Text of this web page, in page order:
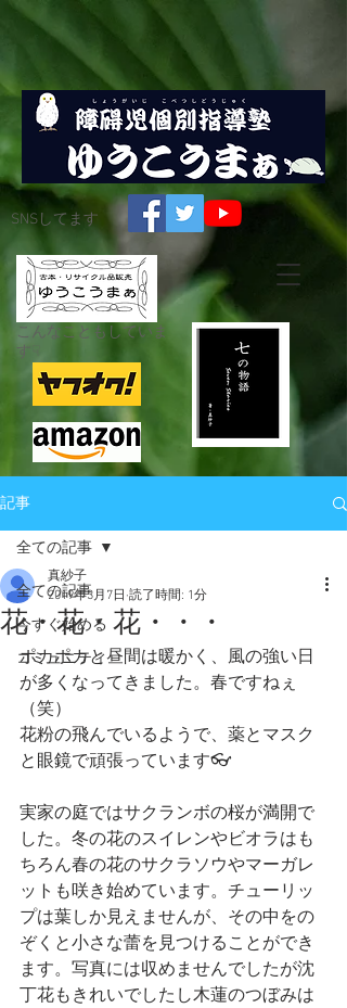
SNSしてます
こんなこともしていま
す☟
記事
全ての記事
今すぐ始める
コミュニティ
全ての記事
花・花・花・・・
真紗子
2019年3月7日 読了時間: 1分
ポカポカと昼間は暖かく、風の強い日
が多くなってきました。春ですねぇ
（笑）
花粉の飛んでいるようで、薬とマスク
と眼鏡で頑張っています👓
実家の庭ではサクランボの桜が満開で
した。冬の花のスイレンやビオラはも
ちろん春の花のサクラソウやマーガレ
ットも咲き始めています。チューリッ
プは葉しか見えませんが、その中をの
ぞくと小さな蕾を見つけることができ
ます。写真には収めませんでしたが沈
丁花もきれいでしたし木蓮のつぼみは